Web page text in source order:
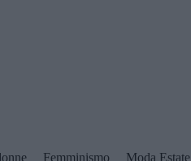
Femminismo Moda Estate